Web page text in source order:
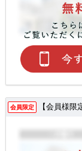
会員限定 【会員様限